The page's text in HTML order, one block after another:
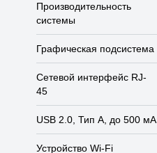
Производительность
системы
Графическая подсистема
Сетевой интерфейс RJ-
45
USB 2.0, Тип A, до 500 мА
Устройство Wi-Fi